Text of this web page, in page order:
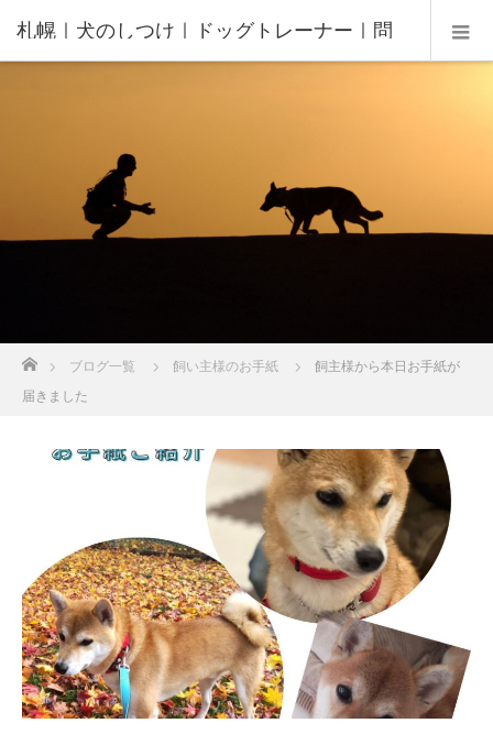
札幌｜犬のしつけ｜ドッグトレーナー｜問
んの家庭教師®️
ブログ一覧 飼い主様のお手紙
飼主様から本日お手紙が
届きました